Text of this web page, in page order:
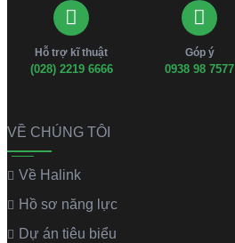
Hỗ trợ kĩ thuật
(028) 2219 6666
Góp ý
0938 98 7577
VỀ CHÚNG TÔI
Về Halink
Hồ sơ năng lực
Dự án tiêu biểu